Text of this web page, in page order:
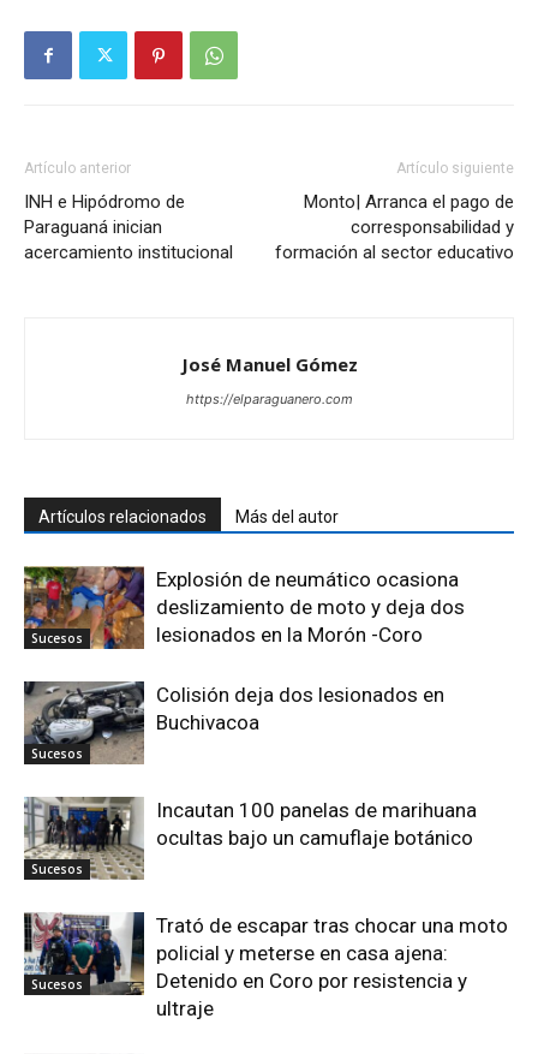
Artículo anterior
INH e Hipódromo de
Paraguaná inician
acercamiento institucional
Artículo siguiente
Monto| Arranca el pago de
corresponsabilidad y
formación al sector educativo
José Manuel Gómez
https://elparaguanero.com
Artículos relacionados Más del autor
Sucesos
Explosión de neumático ocasiona
deslizamiento de moto y deja dos
lesionados en la Morón -Coro
Sucesos
Colisión deja dos lesionados en
Buchivacoa
Sucesos
Incautan 100 panelas de marihuana
ocultas bajo un camuflaje botánico
Sucesos
Trató de escapar tras chocar una moto
policial y meterse en casa ajena:
Detenido en Coro por resistencia y
ultraje